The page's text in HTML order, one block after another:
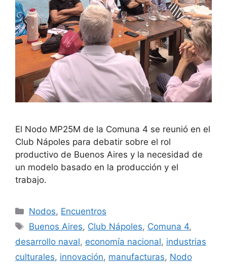
El Nodo MP25M de la Comuna 4 se reunió en el
Club Nápoles para debatir sobre el rol
productivo de Buenos Aires y la necesidad de
un modelo basado en la producción y el
trabajo.
Nodos, Encuentros
Buenos Aires, Club Nápoles, Comuna 4,
desarrollo naval, economía nacional, industrias
culturales, innovación, manufacturas, Nodo